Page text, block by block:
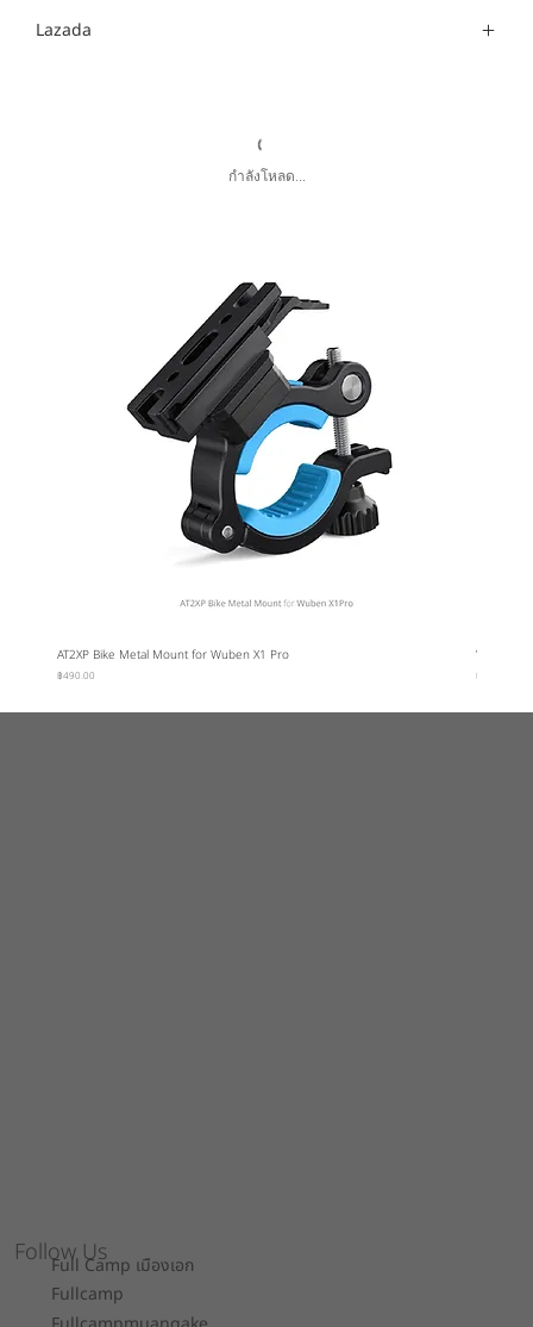
Lazada
กำลังโหลด...
AT2XP Bike Metal Mount for Wuben X1 Pro
ราคา
฿490.00
Wuben
ราคา
฿95.00
Follow Us
Full Camp เมืองเอก
Fullcamp